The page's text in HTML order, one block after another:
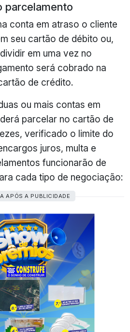
parcelamento
conta em atraso o cliente
seu cartão de débito ou,
em uma vez no
será cobrado na
de crédito.
ou mais contas em
parcelar no cartão de
verificado o limite do
juros, multa e
funcionarão de
cada tipo de negociação:
APÓS A PUBLICIDADE